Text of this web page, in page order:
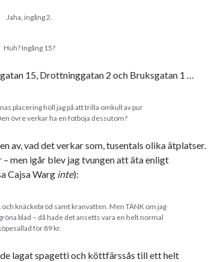
Jaha, ingång 2.
Huh? Ingång 15?
15, Drottninggatan 2 och Bruksgatan 1 …
placering höll jag på att trilla omkull av pur
övre verkar ha en fotboja dessutom?
av, vad det verkar som, tusentals olika ätplatser.
men igår blev jag tvungen att äta enligt
Cajsa Warg inte):
knäckebröd samt kranvatten. Men TÄNK om jag
blad – då hade det ansetts vara en helt normal
för 89 kr.
lagat spagetti och köttfärssås till ett helt